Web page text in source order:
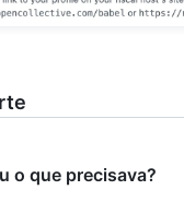
o que precisava?